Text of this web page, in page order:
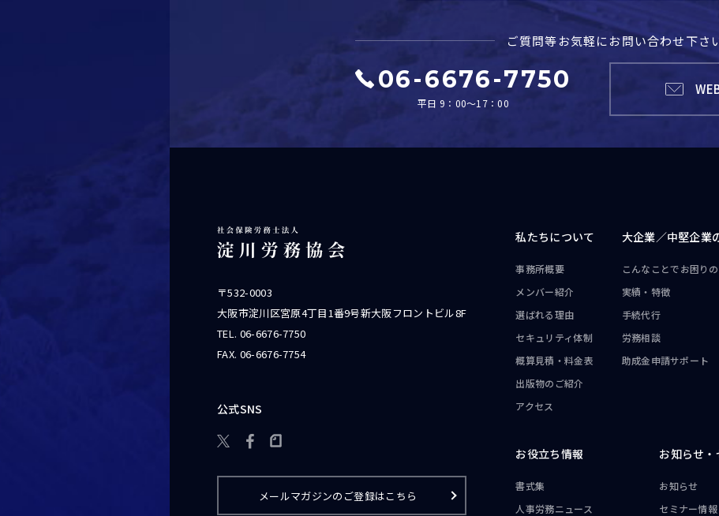
ご質問等お気軽にお問い合わせ下さ
06-6676-7750
平日 9：00～17：00
〒532-0003
大阪市淀川区宮原4丁目1番9号新大阪フロントビル8F
TEL. 06-6676-7750
FAX. 06-6676-7754
公式SNS

メールマガジンのご登録はこちら
私たちについて
事務所概要
メンバー紹介
選ばれる理由
セキュリティ体制
概算見積・料金表
出版物のご紹介
アクセス
大企業／中堅企業
こんなことでお困り
実績・特徴
手続代行
労務相談
助成金申請サポート
お役立ち情報
書式集
人事労務ニュース
お知らせ・
お知らせ
セミナー情報